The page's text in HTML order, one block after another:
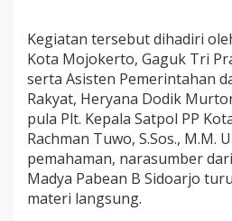
i
t
a
s
A
p
a
r
Kegiatan tersebut dihadiri
Kota Mojokerto, Gaguk Tri
serta Asisten Pemerintahan
Rakyat, Heryana Dodik
pula Plt. Kepala Satpol PP
Rachman Tuwo, S.Sos., M.M.
pemahaman, narasumber
Madya Pabean B Sidoarjo
materi langsung.